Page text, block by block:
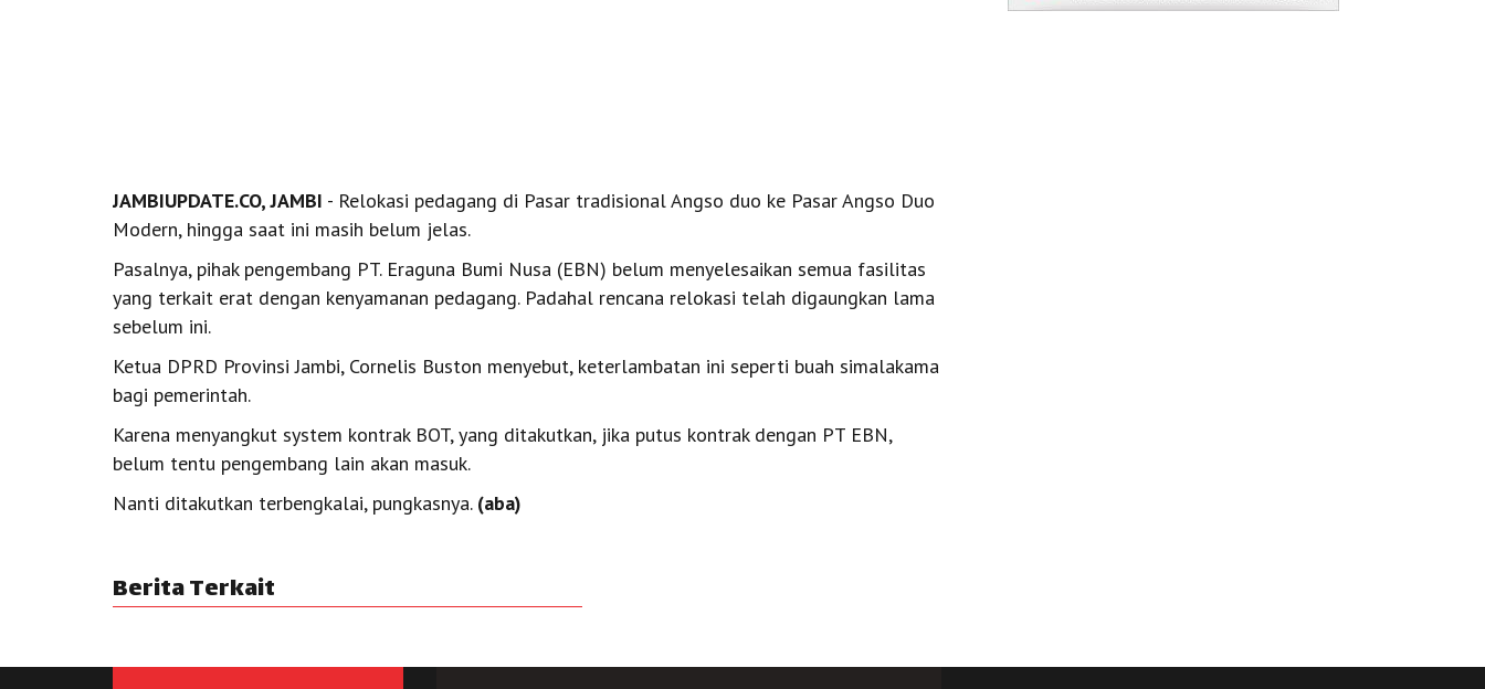
JAMBIUPDATE.CO, JAMBI - Relokasi pedagang di Pasar tradisional Angso duo ke Pasar Angso Duo
Modern, hingga saat ini masih belum jelas.
Pasalnya, pihak pengembang PT. Eraguna Bumi Nusa (EBN) belum menyelesaikan semua fasilitas
yang terkait erat dengan kenyamanan pedagang. Padahal rencana relokasi telah digaungkan lama
sebelum ini.
Ketua DPRD Provinsi Jambi, Cornelis Buston menyebut, keterlambatan ini seperti buah simalakama
bagi pemerintah.
Karena menyangkut system kontrak BOT, yang ditakutkan, jika putus kontrak dengan PT EBN,
belum tentu pengembang lain akan masuk.
Nanti ditakutkan terbengkalai, pungkasnya. (aba)
Berita Terkait